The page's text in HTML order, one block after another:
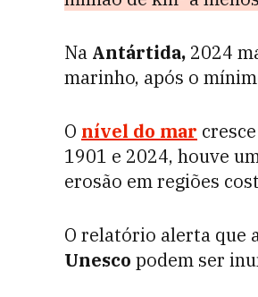
Na Antártida, 2024
marinho, após o
O nível do mar
1901 e 2024, houve
erosão em regiões
O relatório alerta que
Unesco podem ser